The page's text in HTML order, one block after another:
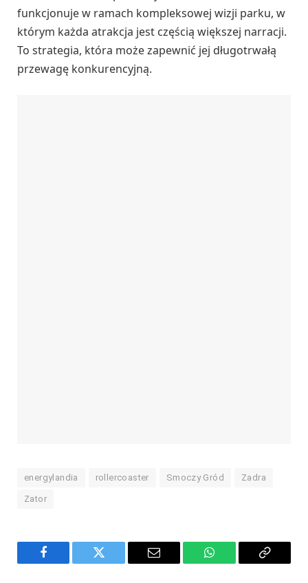
funkcjonuje w ramach kompleksowej wizji parku, w
którym każda atrakcja jest częścią większej narracji.
To strategia, która może zapewnić jej długotrwałą
przewagę konkurencyjną.
energylandia rollercoaster Smoczy Gród Zadra
Zator
Facebook Twitter Email WhatsAppCopy